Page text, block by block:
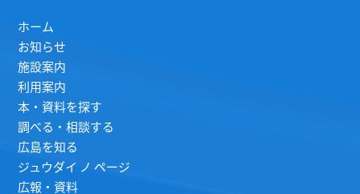
ホーム
お知らせ
施設案内
利用案内
本・資料を探す
調べる・相談する
広島を知る
ジュウダイ ノ ページ
広報・資料